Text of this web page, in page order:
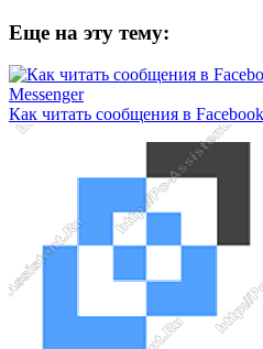
Еще на эту тему:
Как читать сообщения в